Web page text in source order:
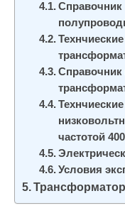
Справочник
частотой
Условия
Трансформатор